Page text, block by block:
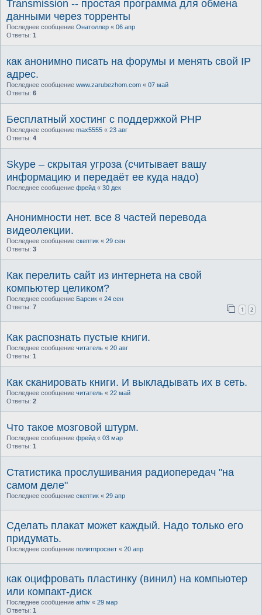
Transmission -- простая программа для обмена
данными через торренты
Последнее сообщение Онатоллер « 06 апр
Ответы: 1
как анонимно писать на форумы и менять свой IP
адрес.
Последнее сообщение www.zarubezhom.com « 07 май
Ответы: 6
Бесплатный хостинг с поддержкой PHP
Последнее сообщение max5555 « 23 авг
Ответы: 4
Skype – скрытая угроза (считывает вашу
информацию и передаёт ее куда надо)
Последнее сообщение фрейд « 30 дек
Анонимности нет. все 8 частей перевода
видеолекции.
Последнее сообщение скептик « 29 сен
Ответы: 3
Как перелить сайт из интернета на свой
компьютер целиком?
Последнее сообщение Барсик « 24 сен
Ответы: 7 1 2
Как распознать пустые книги.
Последнее сообщение читатель « 20 авг
Ответы: 1
Как сканировать книги. И выкладывать их в сеть.
Последнее сообщение читатель « 22 май
Ответы: 2
Что такое мозговой штурм.
Последнее сообщение фрейд « 03 мар
Ответы: 1
Статистика прослушивания радиопередач "на
самом деле"
Последнее сообщение скептик « 29 апр
Сделать плакат может каждый. Надо только его
придумать.
Последнее сообщение политпросвет « 20 апр
как оцифровать пластинку (винил) на компьютер
или компакт-диск
Последнее сообщение arhiv « 29 мар
Ответы: 1